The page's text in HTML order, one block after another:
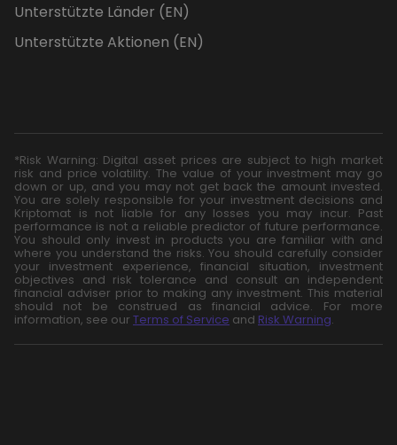
Unterstützte Länder (EN)
Unterstützte Aktionen (EN)
*Risk Warning: Digital asset prices are subject to high market
risk and price volatility. The value of your investment may go
down or up, and you may not get back the amount invested.
You are solely responsible for your investment decisions and
Kriptomat is not liable for any losses you may incur. Past
performance is not a reliable predictor of future performance.
You should only invest in products you are familiar with and
where you understand the risks. You should carefully consider
your investment experience, financial situation, investment
objectives and risk tolerance and consult an independent
financial adviser prior to making any investment. This material
should not be construed as financial advice. For more
information, see our Terms of Service and Risk Warning.